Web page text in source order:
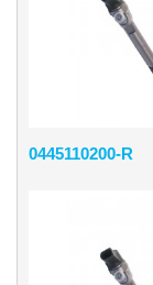
0445110200-R